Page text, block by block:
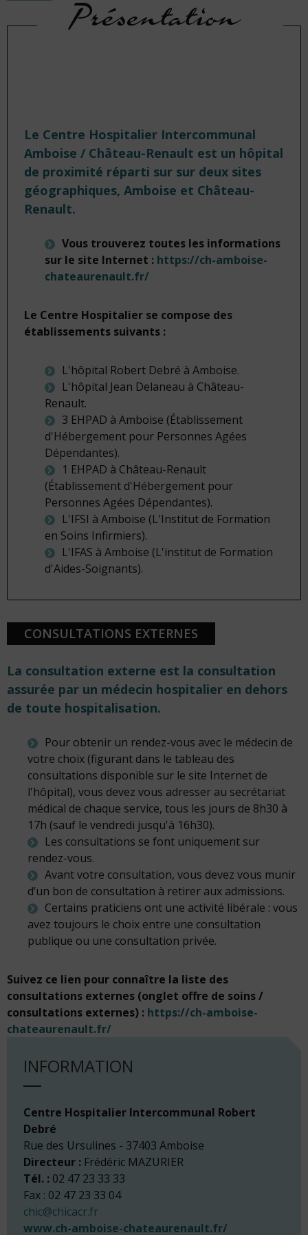
Présentation
Le Centre Hospitalier Intercommunal
Amboise / Château-Renault est un hôpital
de proximité réparti sur sur deux sites
géographiques, Amboise et Château-
Renault.
Vous trouverez toutes les informations
sur le site Internet : https://ch-amboise-
chateaurenault.fr/
Le Centre Hospitalier se compose des
établissements suivants :
L'hôpital Robert Debré à Amboise.
L'hôpital Jean Delaneau à Château-
Renault.
3 EHPAD à Amboise (Établissement
d'Hébergement pour Personnes Agées
Dépendantes).
1 EHPAD à Château-Renault
(Établissement d'Hébergement pour
Personnes Agées Dépendantes).
L'IFSI à Amboise (L'Institut de Formation
en Soins Infirmiers).
L'IFAS à Amboise (L'institut de Formation
d'Aides-Soignants).
CONSULTATIONS EXTERNES
La consultation externe est la consultation
assurée par un médecin hospitalier en dehors
de toute hospitalisation.
Pour obtenir un rendez-vous avec le médecin de
votre choix (figurant dans le tableau des
consultations disponible sur le site Internet de
l'hôpital), vous devez vous adresser au secrétariat
médical de chaque service, tous les jours de 8h30 à
17h (sauf le vendredi jusqu'à 16h30).
Les consultations se font uniquement sur
rendez-vous.
Avant votre consultation, vous devez vous munir
d’un bon de consultation à retirer aux admissions.
Certains praticiens ont une activité libérale : vous
avez toujours le choix entre une consultation
publique ou une consultation privée.
Suivez ce lien pour connaître la liste des
consultations externes (onglet offre de soins /
consultations externes) : https://ch-amboise-
chateaurenault.fr/
INFORMATION
Centre Hospitalier Intercommunal Robert
Debré
Rue des Ursulines - 37403 Amboise
Directeur : Frédéric MAZURIER
Tél. : 02 47 23 33 33
Fax : 02 47 23 33 04
chic@chicacr.fr
www.ch-amboise-chateaurenault.fr/